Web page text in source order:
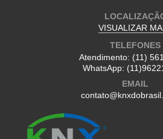
VISUALIZAR
TELEFONES
Atendimento: (11)
WhatsApp:
EMAIL